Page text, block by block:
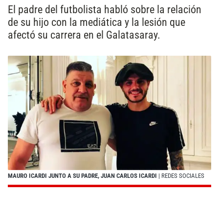
El padre del futbolista habló sobre la relación
de su hijo con la mediática y la lesión que
afectó su carrera en el Galatasaray.
MAURO ICARDI JUNTO A SU PADRE, JUAN CARLOS ICARDI | REDES SOCIALES